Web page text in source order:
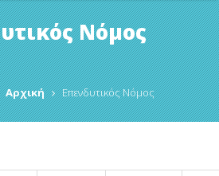
Νόμος
Αρχική Επενδυτικός Νόμος